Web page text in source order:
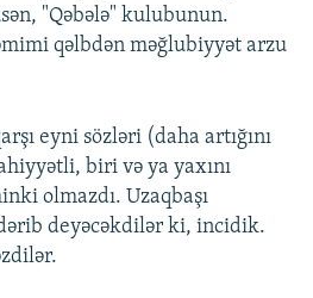
"Qəbələ" kulubunun.
qəlbdən məğlubiyyət arzu
eyni sözləri (daha artığını
biri və ya yaxını
olmazdı. Uzaqbaşı
deyəcəkdilər ki, incidik.